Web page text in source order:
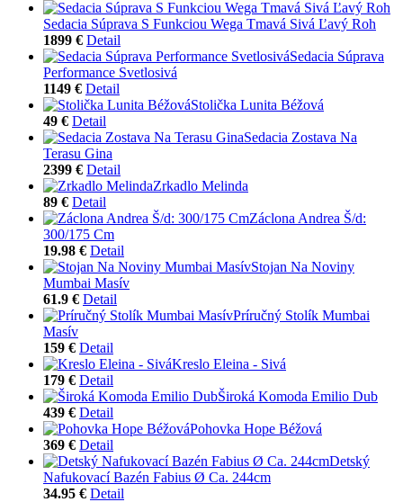
Sedacia Súprava S Funkciou Wega Tmavá Sivá Ľavý Roh
1899 € Detail
Sedacia Súprava
Performance Svetlosivá
1149 € Detail
Stolička Lunita Béžová
49 € Detail
Sedacia Zostava Na
Terasu Gina
2399 € Detail
Zrkadlo Melinda
89 € Detail
Záclona Andrea Š/d:
300/175 Cm
19.98 € Detail
Stojan Na Noviny
Mumbai Masív
61.9 € Detail
Príručný Stolík Mumbai
Masív
159 € Detail
Kreslo Eleina - Sivá
179 € Detail
Široká Komoda Emilio Dub
439 € Detail
Pohovka Hope Béžová
369 € Detail
Detský
Nafukovací Bazén Fabius Ø Ca. 244cm
34.95 € Detail